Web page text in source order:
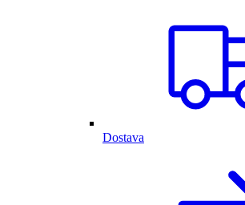
Dostava